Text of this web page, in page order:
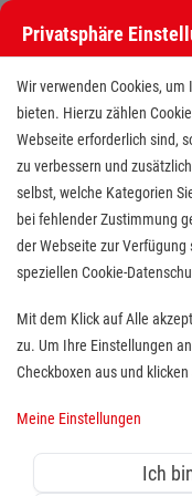
Finde
Arbeitgeber im
Teilzeit,
Suche
Jobs suchen
Privatsphäre
Wir verwenden Cookies,
bieten. Hierzu zählen
Webseite erforderlich sind,
zu verbessern und
selbst, welche Kategorien
bei fehlender Zustimmung
der Webseite zur
speziellen Cookie-
Mit dem Klick auf Alle
zu. Um Ihre Einstellungen
Checkboxen aus und
Meine Einstellungen
Ich